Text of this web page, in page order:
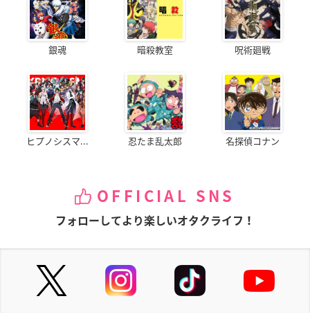
銀魂 暗殺教室 呪術廻戦
ヒプノシスマ... 忍たま乱太郎 名探偵コナン
OFFICIAL SNS
フォローしてより楽しいオタクライフ！